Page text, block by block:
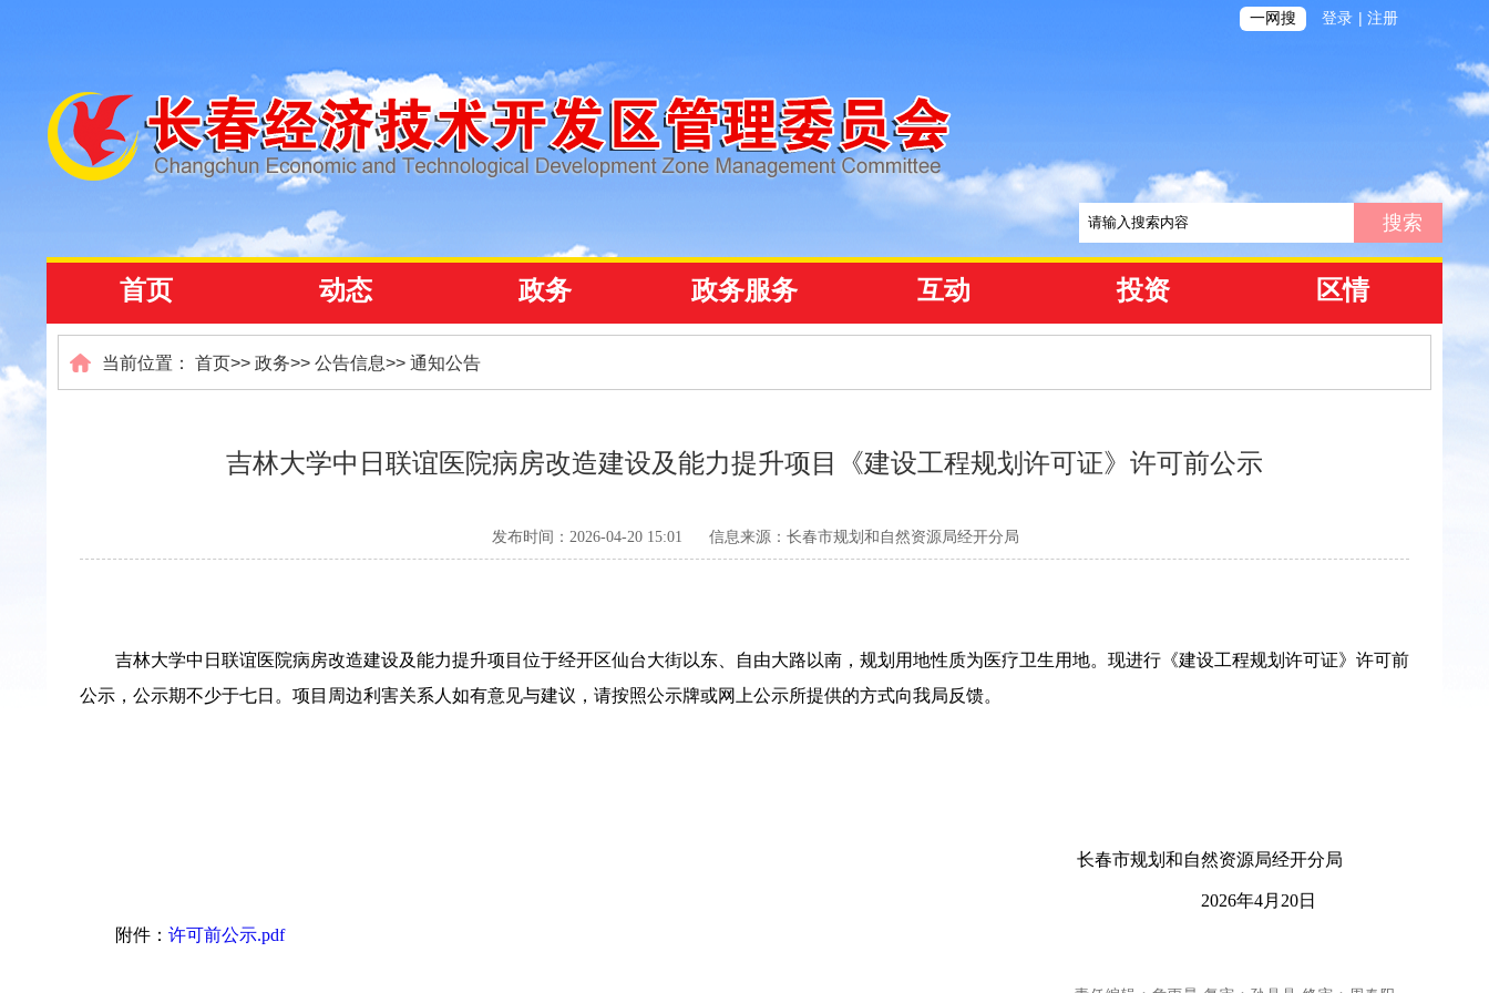
一网搜 登录 | 注册
首页 动态 政务 政务服务 互动 投资 区情
当前位置： 首页>> 政务>> 公告信息>> 通知公告
吉林大学中日联谊医院病房改造建设及能力提升项目《建设工程规划许可证》许可前公示
发布时间：2026-04-20 15:01 信息来源：长春市规划和自然资源局经开分局
吉林大学中日联谊医院病房改造建设及能力提升项目位于经开区仙台大街以东、自由大路以南，规划用地性质为医疗卫生用地。现进行《建设工程规划许可证》许可前
公示，公示期不少于七日。项目周边利害关系人如有意见与建议，请按照公示牌或网上公示所提供的方式向我局反馈。
长春市规划和自然资源局经开分局
2026年4月20日
附件： 许可前公示.pdf